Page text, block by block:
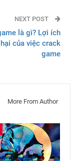
NEXT POST
là gì? Lợi ích
của việc crack
game
More From Author